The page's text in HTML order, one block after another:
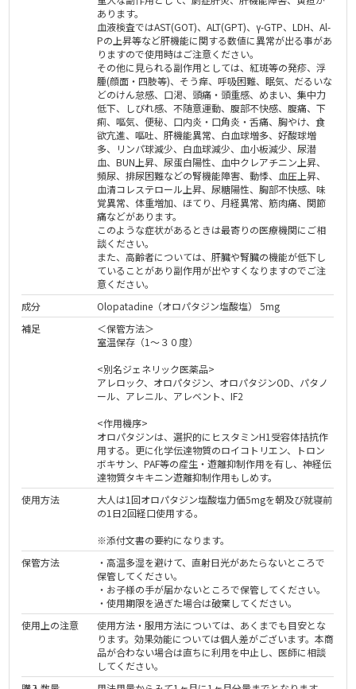
あります。
血液検査ではAST(GOT)、ALT(GPT)、γ-GTP、LDH、Al-
Pの上昇等など肝機能に関する数値に異常が出る事があ
りますので使用時はご注意ください。
その他に見られる副作用としては、紅斑等の発疹、浮
腫(顔面・四肢等)、そう痒、呼吸困難、眠気、だるいな
どのけん怠感、口渇、頭痛・頭重感、めまい、集中力
低下、しびれ感、不随意運動、腹部不快感、腹痛、下
痢、嘔気、便秘、口内炎・口角炎・舌痛、胸やけ、食
欲亢進、嘔吐、肝機能異常、白血球増多、好酸球増
多、リンパ球減少、白血球減少、血小板減少、尿潜
血、BUN上昇、尿蛋白陽性、血中クレアチニン上昇、
頻尿、排尿困難などの腎機能障害、動悸、血圧上昇、
血清コレステロール上昇、尿糖陽性、胸部不快感、味
覚異常、体重増加、ほてり、月経異常、筋肉痛、関節
痛などがあります。
このような症状があるときは最寄りの医療機関にご相
談ください。
また、高齢者については、肝臓や腎臓の機能が低下し
ていることがあり副作用が出やすくなりますのでご注
意ください。
成分
Olopatadine（オロパタジン塩酸塩） 5mg
補足
＜保管方法＞
室温保存（1～３０度）
<別名ジェネリック医薬品>
アレロック、オロパタジン、オロパタジンOD、パタノ
ール、アレニル、アレベント、IF2
<作用機序>
オロパタジンは、選択的にヒスタミンH1受容体拮抗作
用する。更に化学伝達物質のロイコトリエン、トロン
ボキサン、PAF等の産生・遊離抑制作用を有し、神経伝
達物質タキキニン遊離抑制作用もしめす。
使用方法
大人は1回オロパタジン塩酸塩力価5mgを朝及び就寝前
の1日2回経口使用する。
※添付文書の要約になります。
保管方法
・高温多湿を避けて、直射日光があたらないところで
保管してください。
・お子様の手が届かないところで保管してください。
・使用期限を過ぎた場合は破棄してください。
使用上の注意
使用方法・服用方法については、あくまでも目安とな
ります。効果効能については個人差がございます。本商
品が合わない場合は直ちに利用を中止し、医師に相談
してください。